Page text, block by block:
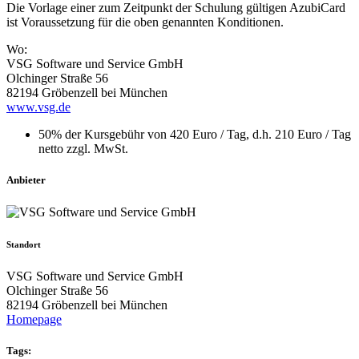
Die Vorlage einer zum Zeitpunkt der Schulung gültigen AzubiCard
ist Voraussetzung für die oben genannten Konditionen.
Wo:
VSG Software und Service GmbH
Olchinger Straße 56
82194 Gröbenzell bei München
www.vsg.de
50% der Kursgebühr von 420 Euro / Tag, d.h. 210 Euro / Tag
netto zzgl. MwSt.
Anbieter
Standort
VSG Software und Service GmbH
Olchinger Straße 56
82194 Gröbenzell bei München
Homepage
Tags: